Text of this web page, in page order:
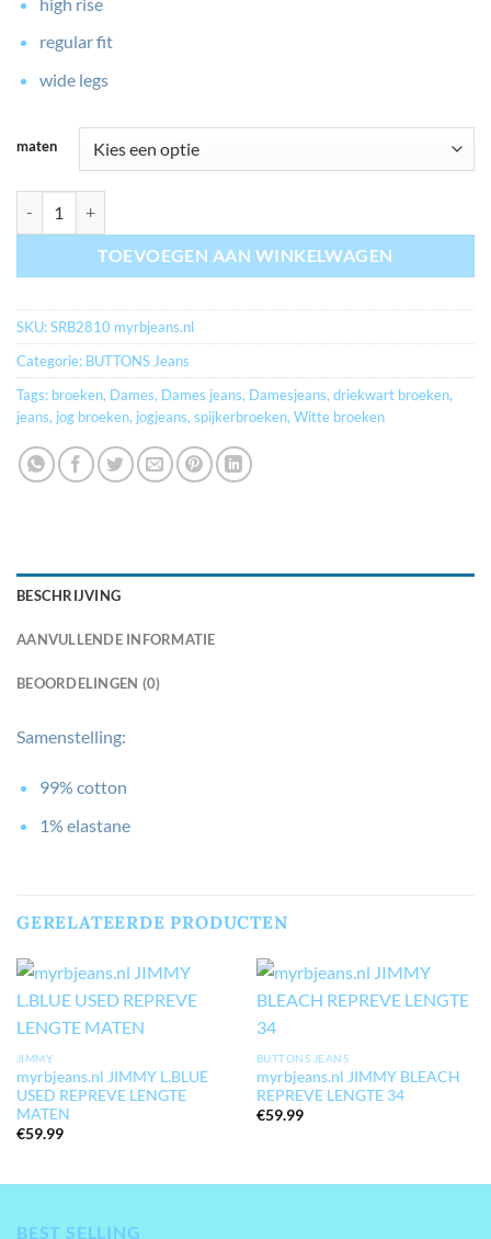
€69.99.
regular fit
wide legs
maten
TOEVOEGEN AAN WINKELWAGEN
SKU:SRB2810 myrbjeans.nl
Categorie: BUTTONS Jeans
Tags: broeken, Dames, Dames jeans, Damesjeans, driekwart broeken,
jeans, jog broeken, jogjeans, spijkerbroeken, Witte broeken
BESCHRIJVING
AANVULLENDE INFORMATIE
BEOORDELINGEN (0)
Samenstelling:
99% cotton
1% elastane
GERELATEERDE PRODUCTEN
JIMMY
myrbjeans.nl JIMMY L.BLUE
USED REPREVE LENGTE
MATEN
€59.99
BUTTONS JEANS
myrbjeans.nl JIMMY BLEACH
REPREVE LENGTE 34
€59.99
BEST SELLING